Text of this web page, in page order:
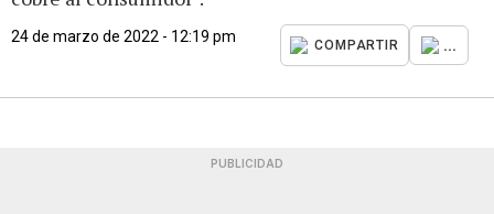
24 de marzo de 2022 - 12:19 pm
COMPARTIR ...
PUBLICIDAD